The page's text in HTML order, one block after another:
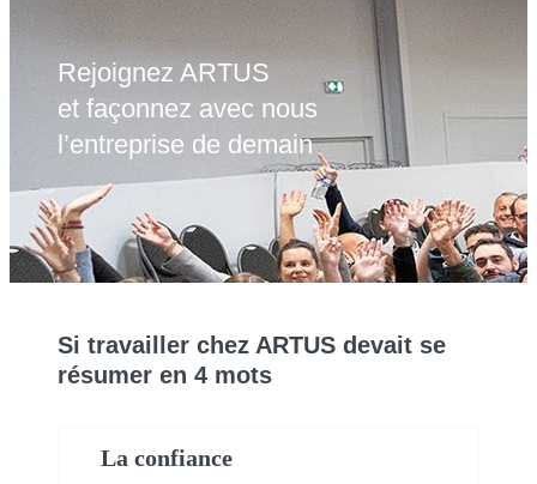
Rejoignez ARTUS
et façonnez avec nous
l’entreprise de demain
Si travailler chez ARTUS devait se
résumer en 4 mots
La confiance